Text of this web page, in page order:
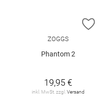
ZOGGS
Phantom 2
19,95 €
inkl. MwSt. zzgl. Versand